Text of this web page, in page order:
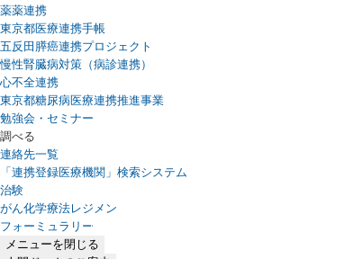
薬薬連携
東京都医療連携手帳
五反田膵癌連携プロジェクト
慢性腎臓病対策（病診連携）
心不全連携
東京都糖尿病医療連携推進事業
勉強会・セミナー
調べる
連絡先一覧
「連携登録医療機関」検索システム
（新しいタブで開きます）
治験
がん化学療法レジメン
フォーミュラリー
（PDFファイル、新しいタブで開きます）
メニューを閉じる